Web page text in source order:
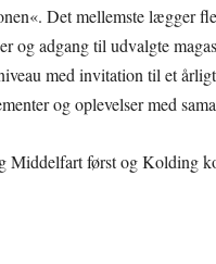
Det mellemste lægger
og adgang til udvalgte
med invitation til et
og oplevelser med
Middelfart først og Kolding